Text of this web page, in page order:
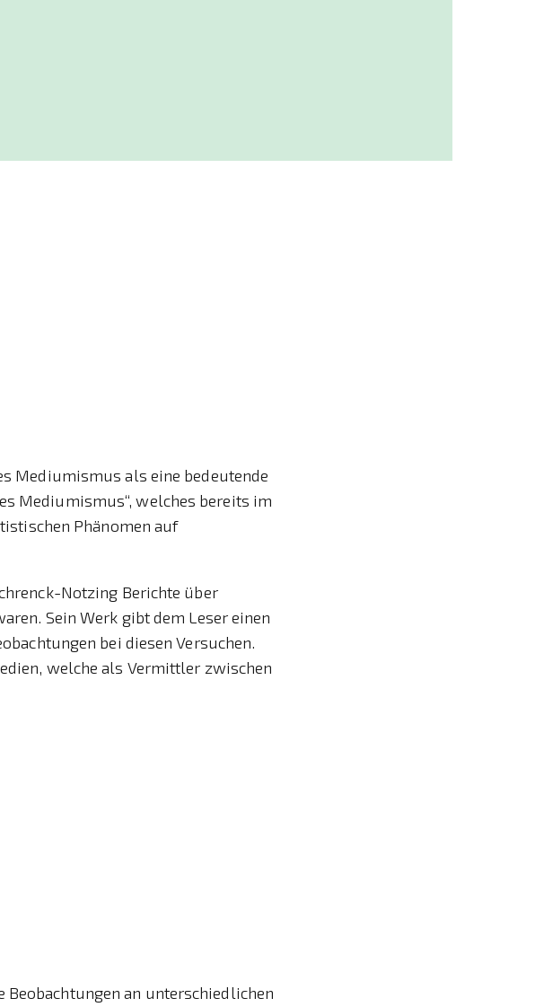
Mediumismus als eine bedeutende
Mediumismus“, welches bereits im
Phänomen auf
Notzing Berichte über
Sein Werk gibt dem Leser einen
bei diesen Versuchen.
welche als Vermittler zwischen
Beobachtungen an unterschiedlichen